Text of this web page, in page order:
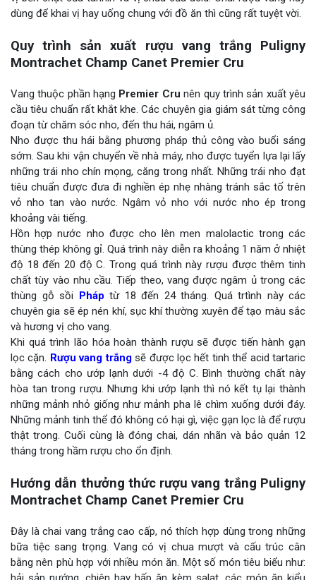
dùng để khai vị hay uống chung với đồ ăn thì cũng rất tuyệt vời.
Quy trình sản xuất rượu vang trắng Puligny
Montrachet Champ Canet Premier Cru
Vang thuộc phần hạng Premier Cru nên quy trình sản xuất yêu
cầu tiêu chuẩn rất khắt khe. Các chuyên gia giám sát từng công
đoạn từ chăm sóc nho, đến thu hái, ngâm ủ.
Nho được thu hái bằng phương pháp thủ công vào buổi sáng
sớm. Sau khi vận chuyển về nhà máy, nho được tuyển lựa lại lấy
những trái nho chín mọng, căng trong nhất. Những trái nho đạt
tiêu chuẩn được đưa đi nghiền ép nhẹ nhàng tránh sắc tố trên
vỏ nho tan vào nước. Ngâm vỏ nho với nước nho ép trong
khoảng vài tiếng.
Hồn hợp nước nho được cho lên men malolactic trong các
thùng thép không gỉ. Quá trình này diễn ra khoảng 1 năm ở nhiệt
độ 18 đến 20 độ C. Trong quá trình này rượu được thêm tinh
chất tùy vào nhu cầu. Tiếp theo, vang được ngâm ủ trong các
thùng gỗ sồi Pháp từ 18 đến 24 tháng. Quá trtình này các
chuyên gia sẽ ép nén khí, sục khí thường xuyên để tạo màu sắc
và hương vị cho vang.
Khi quá trình lão hóa hoàn thành rượu sẽ được tiến hành gạn
lọc cặn. Rượu vang trắngsẽ được lọc hết tinh thể acid tartaric
bằng cách cho ướp lạnh dưới -4 độ C. Bình thường chất này
hòa tan trong rượu. Nhưng khi ướp lạnh thì nó kết tụ lại thành
những mảnh nhỏ giống như mảnh pha lê chìm xuống dưới đáy.
Những mảnh tinh thể đó không có hại gì, việc gạn lọc là để rượu
thật trong. Cuối cùng là đóng chai, dán nhãn và bảo quản 12
tháng trong hầm rượu cho ổn định.
Hướng dẫn thưởng thức rượu vang trắng Puligny
Montrachet Champ Canet Premier Cru
Đây là chai vang trắng cao cấp, nó thích hợp dùng trong những
bữa tiệc sang trọng. Vang có vị chua mượt và cấu trúc cân
bằng nên phù hợp với nhiều món ăn. Một số món tiêu biểu như: